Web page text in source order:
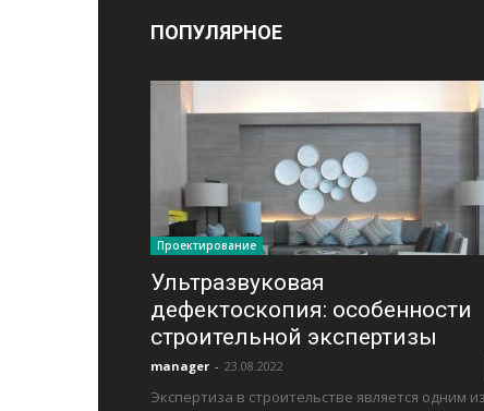
ПОПУЛЯРНОЕ
Проектирование
Ультразвуковая
дефектоскопия: особенности
строительной экспертизы
manager - 23.08.2022
Экспертиза в строительстве является одним из